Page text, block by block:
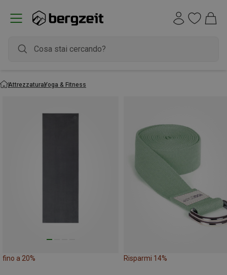
AttrezzaturaYoga & Fitness
fino a 20% Risparmi 14%